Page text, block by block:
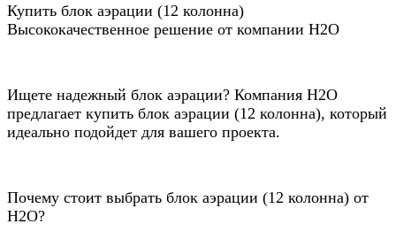
Купить блок аэрации (12 колонна)
Высококачественное решение от компании Н2О
Ищете надежный блок аэрации? Компания Н2О
предлагает купить блок аэрации (12 колонна), который
идеально подойдет для вашего проекта.
Почему стоит выбрать блок аэрации (12 колонна) от
Н2О?